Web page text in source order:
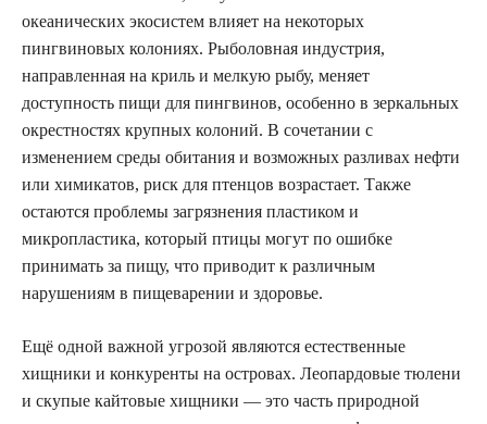
океанических экосистем влияет на некоторых
пингвиновых колониях. Рыболовная индустрия,
направленная на криль и мелкую рыбу, меняет
доступность пищи для пингвинов, особенно в зеркальных
окрестностях крупных колоний. В сочетании с
изменением среды обитания и возможных разливах нефти
или химикатов, риск для птенцов возрастает. Также
остаются проблемы загрязнения пластиком и
микропластика, который птицы могут по ошибке
принимать за пищу, что приводит к различным
нарушениям в пищеварении и здоровье.
Ещё одной важной угрозой являются естественные
хищники и конкуренты на островах. Леопардовые тюлени
и скупые кайтовые хищники — это часть природной